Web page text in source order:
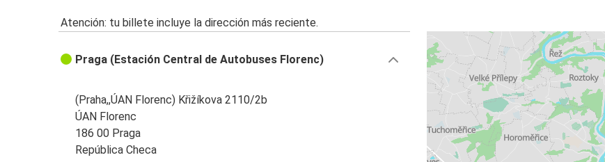
Atención: tu billete incluye la dirección más reciente.
Praga (Estación Central de Autobuses Florenc)
(Praha,,ÚAN Florenc) Křižíkova 2110/2b
ÚAN Florenc
186 00 Praga
República Checa